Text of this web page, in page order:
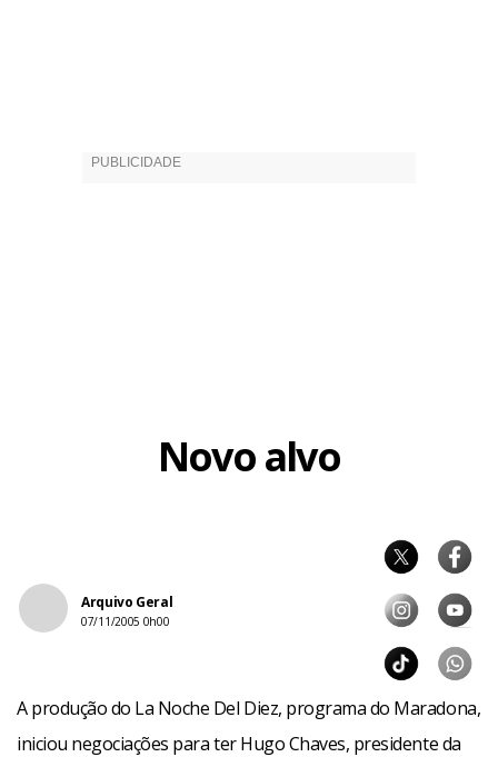
Novo alvo
Arquivo Geral
07/11/2005 0h00
A produção do La Noche Del Diez, programa do Maradona,
iniciou negociações para ter Hugo Chaves, presidente da